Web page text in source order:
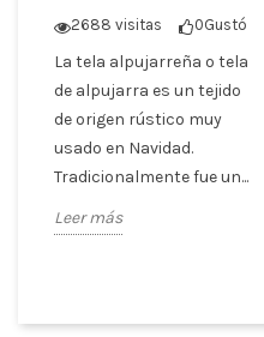
2688 visitas 0Gustó
La tela alpujarreña o tela
de alpujarra es un tejido
de origen rústico muy
usado en Navidad.
Tradicionalmente fue un...
Leer más